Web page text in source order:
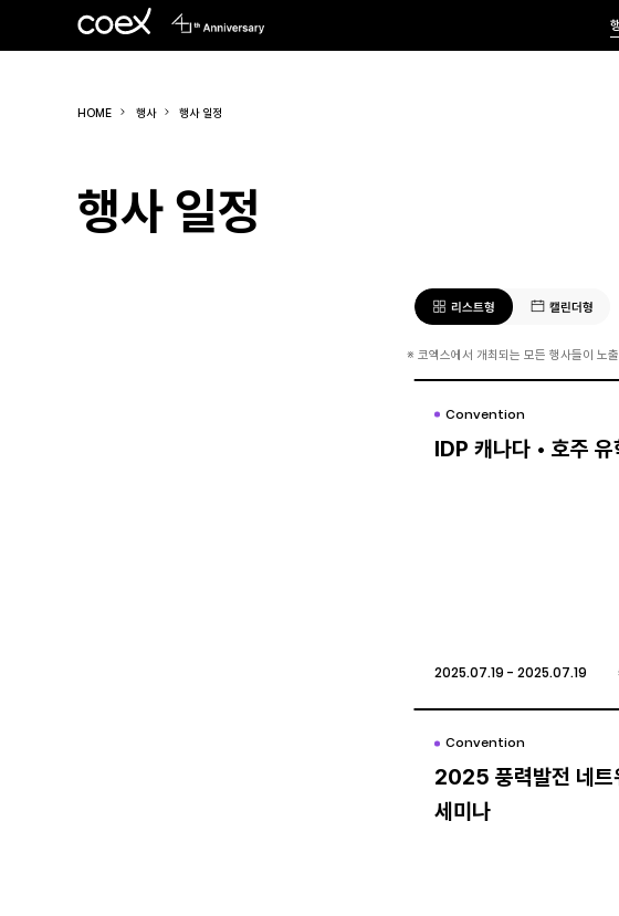
HOME 행사 행사 일정
행사 일정
리스트형 캘린더형
※ 코엑스에서 개최되는 모든 행사들이 노
Convention
IDP 캐나다 • 호주 유
2025.07.19 - 2025.07.19
Convention
IDP 캐나다 • 호주 유
2025.07.19 - 2025.07.19
Convention
2025 풍력발전 네트
세미나
Convention
2025 풍력발전 네트
세미나